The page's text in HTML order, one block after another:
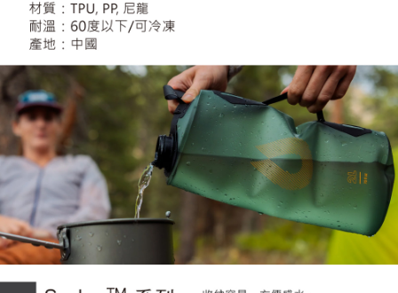
４．使用「AFTEE先享後付」時，將依據個別帳號之用戶狀況，依本公司即
時審查核予不同之上限額度；若仍有額度不足之情形，本公司將視審查結果
請求用戶進行身份認證。
恩沛科技股份有限公司將有權停止該用戶之使用額度並採取法律行動。